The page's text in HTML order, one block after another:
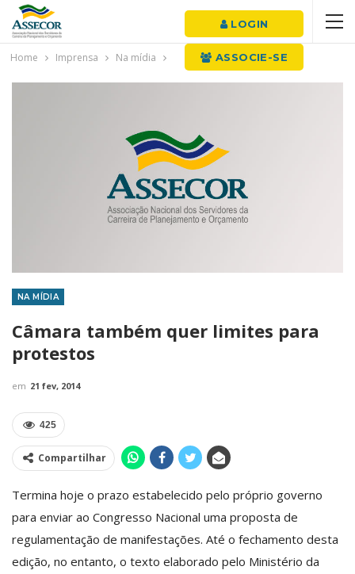
LOGIN
ASSOCIE-SE
Home Imprensa Na mídia
NA MÍDIA
Câmara também quer limites para
protestos
em 21 fev, 2014
425
Compartilhar
Termina hoje o prazo estabelecido pelo próprio governo
para enviar ao Congresso Nacional uma proposta de
regulamentação de manifestações. Até o fechamento desta
edição, no entanto, o texto elaborado pelo Ministério da